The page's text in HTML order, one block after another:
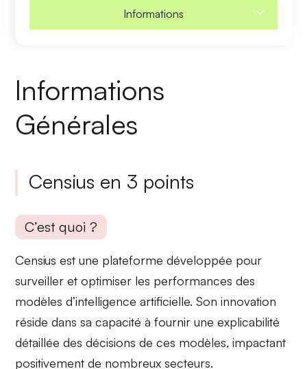
Informations
Informations
Générales
Censius en 3 points
C’est quoi ?
Censius est une plateforme développée pour
surveiller et optimiser les performances des
modèles d’intelligence artificielle. Soninnovation
réside dans sa capacité à fournir uneexplicabilité
détaillée des décisions de ces modèles, impactant
positivement de nombreux secteurs.